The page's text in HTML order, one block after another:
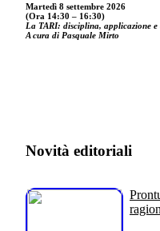
Martedì 8 settembre 2026
(Ora 14:30 – 16:30)
La TARI: disciplina, applicazione e
A cura di Pasquale Mirto
Novità editoriali